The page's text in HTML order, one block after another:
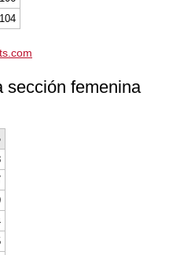
sección femenina